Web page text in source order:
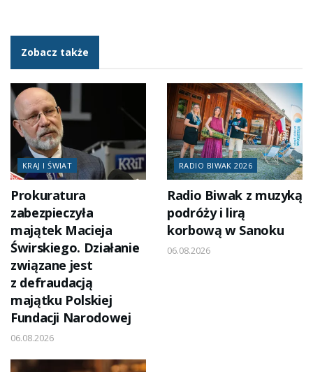
Zobacz także
KRAJ I ŚWIAT
Prokuratura
zabezpieczyła
majątek Macieja
Świrskiego. Działanie
związane jest
z defraudacją
majątku Polskiej
Fundacji Narodowej
06.08.2026
RADIO BIWAK 2026
Radio Biwak z muzyką
podróży i lirą
korbową w Sanoku
06.08.2026